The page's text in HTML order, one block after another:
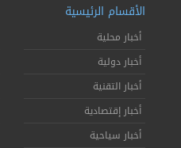
الأقسام الرئيسية
أخبار محلية
أخبار دولية
أخبار التقنية
أخبار إقتصادية
أخبار سياحية